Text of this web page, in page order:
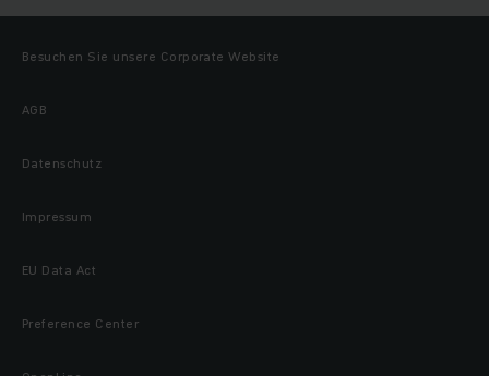
Besuchen Sie unsere Corporate Website
AGB
Datenschutz
Impressum
EU Data Act
Preference Center